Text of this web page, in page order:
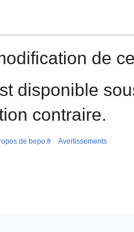
de
disponible
contraire.
de bepo.fr Avertissements